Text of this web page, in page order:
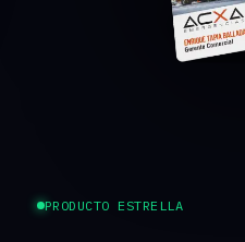
PRODUCTO ESTRELLA